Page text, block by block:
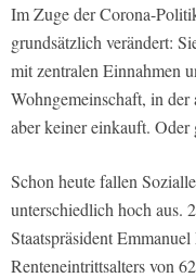
Im Zuge der Corona-
grundsätzlich verändert:
mit zentralen Einnahmen
Wohngemeinschaft, in
aber keiner einkauft. Oder
Schon heute fallen
unterschiedlich hoch aus.
Staatspräsident
Renteneintrittsalters von